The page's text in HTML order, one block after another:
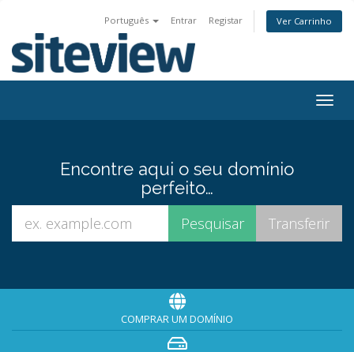
Português Entrar Registar Ver Carrinho
Encontre aqui o seu domínio
perfeito…
COMPRAR UM DOMÍNIO